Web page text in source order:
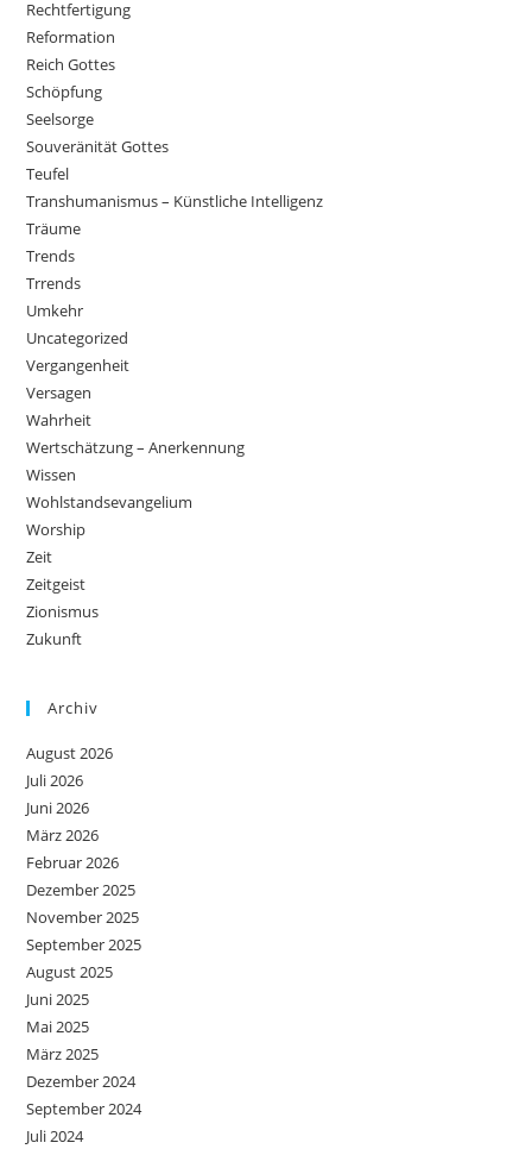
Rechtfertigung
Reformation
Reich Gottes
Schöpfung
Seelsorge
Souveränität Gottes
Teufel
Transhumanismus – Künstliche Intelligenz
Träume
Trends
Trrends
Umkehr
Uncategorized
Vergangenheit
Versagen
Wahrheit
Wertschätzung – Anerkennung
Wissen
Wohlstandsevangelium
Worship
Zeit
Zeitgeist
Zionismus
Zukunft
Archiv
August 2026
Juli 2026
Juni 2026
März 2026
Februar 2026
Dezember 2025
November 2025
September 2025
August 2025
Juni 2025
Mai 2025
März 2025
Dezember 2024
September 2024
Juli 2024